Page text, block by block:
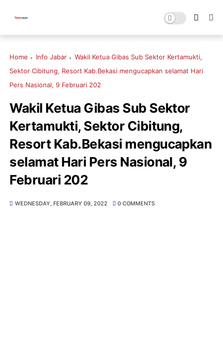
Home Info Jabar
Wakil Ketua Gibas Sub Sektor Kertamukti,
Sektor Cibitung, Resort Kab.Bekasi mengucapkan selamat Hari
Pers Nasional, 9 Februari 202
Wakil Ketua Gibas Sub Sektor
Kertamukti, Sektor Cibitung,
Resort Kab.Bekasi mengucapkan
selamat Hari Pers Nasional, 9
Februari 202
WEDNESDAY, FEBRUARY 09, 2022 0 COMMENTS